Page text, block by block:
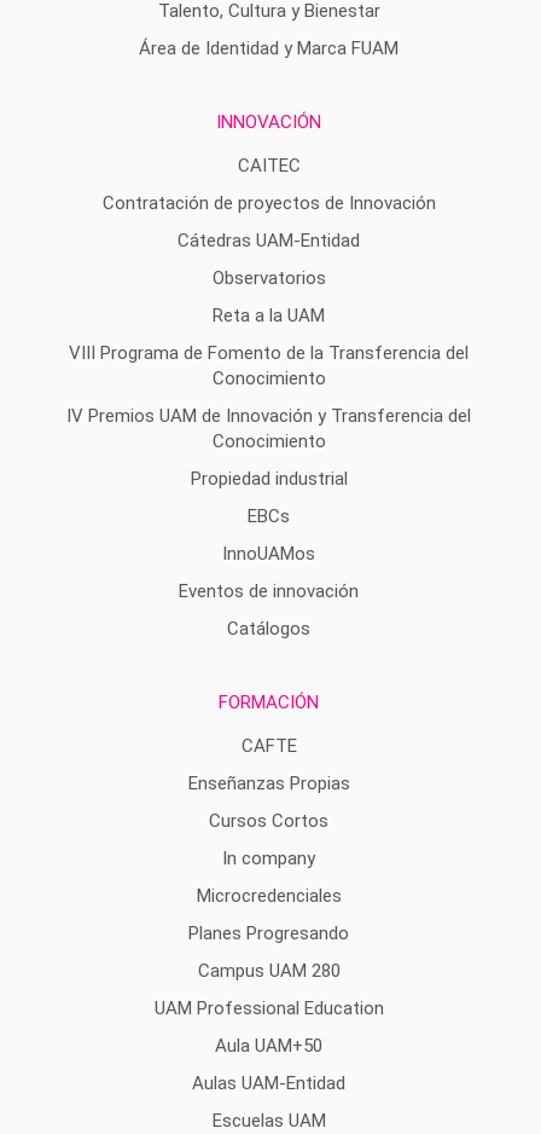
Talento, Cultura y Bienestar
Área de Identidad y Marca FUAM
INNOVACIÓN
CAITEC
Contratación de proyectos de Innovación
Cátedras UAM-Entidad
Observatorios
Reta a la UAM
VIII Programa de Fomento de la Transferencia del
Conocimiento
IV Premios UAM de Innovación y Transferencia del
Conocimiento
Propiedad industrial
EBCs
InnoUAMos
Eventos de innovación
Catálogos
FORMACIÓN
CAFTE
Enseñanzas Propias
Cursos Cortos
In company
Microcredenciales
Planes Progresando
Campus UAM 280
UAM Professional Education
Aula UAM+50
Aulas UAM-Entidad
Escuelas UAM